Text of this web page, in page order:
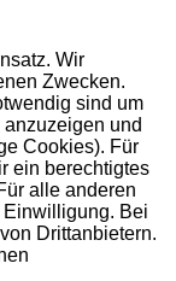
Wir
Zwecken.
sind um
und
Cookies). Für
ein berechtigtes
alle anderen
Bei
Drittanbietern.